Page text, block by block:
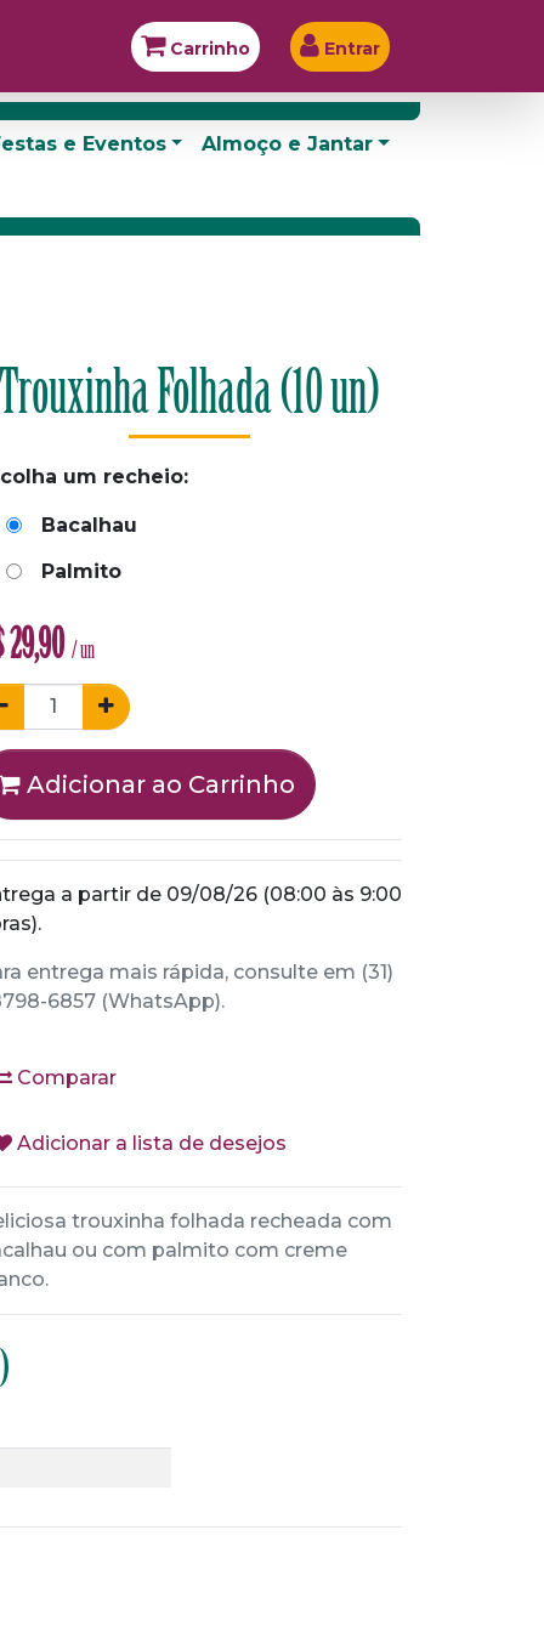
Carrinho Entrar
e Eventos Almoço e Jantar
Trouxinha Folhada (10 un)
um recheio:
Bacalhau
Palmito
29,90 / un
Adicionar ao Carrinho
a partir de 09/08/26 (08:00 às 9:00
entrega mais rápida, consulte em (31)
6857 (WhatsApp).
Comparar
Adicionar a lista de desejos
trouxinha folhada recheada com
ou com palmito com creme